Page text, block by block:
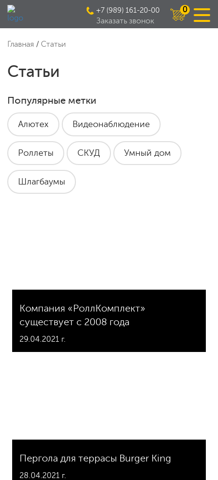
0
+7 (989) 161-20-00
Заказать звонок
Главная / Статьи
Статьи
Популярные метки
Алютех Видеонаблюдение
Роллеты СКУД Умный дом
Шлагбаумы
Компания «РоллКомплект»
существует с 2008 года
29.04.2021 г.
Пергола для террасы Burger King
28.04.2021 г.